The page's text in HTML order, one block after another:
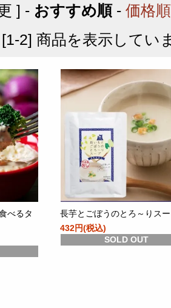
] - おすすめ順- 価格順
2] 商品を表示してい
べるタ
長芋とごぼうのとろ～りス
432円(税込)
SOLD OUT